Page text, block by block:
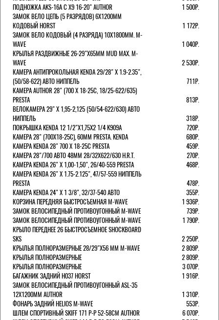
ПОДНОЖКА AKS-16A C X9 16-20" AUTHOR
1 500Р.
ЗАМОК ВЕЛО ЦЕПЬ (5 РАЗРЯДОВ) 6Х1200ММ
КОДОВЫЙ HORST
1 172Р.
ЗАМОК ВЕЛО КОДОВЫЙ (4 РАЗРЯДА) 10Х1800ММ. M-
WAVE
1 040Р.
КРЫЛЬЯ РАЗДВИЖНЫЕ 26-29"Х65ММ MUD MAX. M-
WAVE
2 530Р.
КАМЕРА АНТИПРОКОЛЬНАЯ KENDA 29/28" Х 1.9-2.35",
(50/58-622) АВТО НИППЕЛЬ
711Р.
КАМЕРА AUTHOR 28" (700 Х 18-25С, 18/25-622/635)
PRESTA
813Р.
ВЕЛОКАМЕРА 29" X 1,95-2,125 (50/54-622/630) АВТО
НИППЕЛЬ
318Р.
ПОКРЫШКА KENDA 12 1/2"Х1,75X2 1/4 K909A
720Р.
КАМЕРА 28" (700Х18-25С), 60ММ PRESTA. KENDA
680Р.
КАМЕРА KENDA 28" 700 Х 18-25С PRESTA
459Р.
КАМЕРА 28"/700 АВТО 48ММ 28/32Х622/630 H.R.T.
270Р.
КАМЕРА KENDA 26" Х 1,00-1,50", 26/40-559 PRESTA
468Р.
КАМЕРА KENDA 26" Х 1.75-2.125", 47/57-559 НИППЕЛЬ
PRESTA
478Р.
КАМЕРА KENDA 24" Х 1 3/8", 32/37-540 АВТО
355Р.
КОРЗИНА ПЕРЕДНЯЯ БЫСТРОСЪЕМНАЯ M-WAVE
1 936Р.
ЗАМОК ВЕЛОСИПЕДНЫЙ ПРОТИВОУГОННЫЙ M-WAVE
739Р.
ЗАМОК ВЕЛОСИПЕДНЫЙ ПРОТИВОУГОННЫЙ M-WAVE
1 790Р.
КРЫЛО ПЕРЕДНЕЕ 26 БЫСТРОСЪЕМНОЕ SHOCKBOARD
SKS
2 250Р.
КРЫЛЬЯ ПОЛНОРАЗМЕРНЫЕ 28/29"Х56 ММ M-WAVE
2 809Р.
КРЫЛЬЯ ПОЛНОРАЗМЕРНЫЕ
2 809Р.
КРЫЛЬЯ ПОЛНОРАЗМЕРНЫЕ
3 070Р.
БАГАЖНИК ЗАДНИЙ H037 HORST
1 916Р.
ЗАМОК ВЕЛОСИПЕДНЫЙ ПРОТИВОУГОННЫЙ ASL-35
12Х1200ММ AUTHOR
1 310Р.
ФОНАРЬ ЗАДНИЙ HELIOS M-WAVE
553Р.
ШЛЕМ СПОРТИВНЫЙ SKIFF 171 Р-Р 52-58СМ AUTHOR
6 070Р.